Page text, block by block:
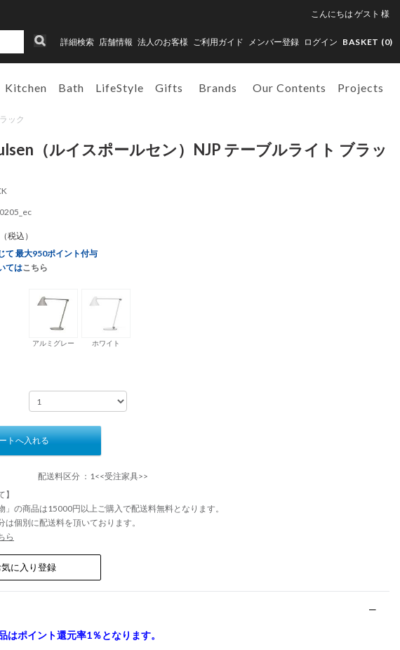
こんにちは ゲスト 様
詳細検索 店舗情報 法人のお客様 ご利用ガイド メンバー登録 ログイン BASKET (0)
Kitchen Bath LifeStyle Gifts Brands Our Contents Projects
ック
（ルイスポールセン）NJP テーブルライト ブラッ
税込）
て 最大950ポイント付与
てはこちら
アルミグレー ホワイト
トへ入れる
配送料区分 ：1<<受注家具>>
」の商品は15000円以上ご購入で配送料無料となります。
は個別に配送料を頂いております。
ら
に入り登録
はポイント還元率1％となります。